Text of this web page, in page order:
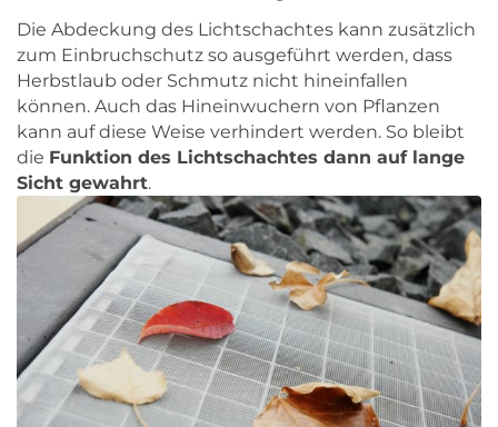
Die Abdeckung des Lichtschachtes kann zusätzlich
zum Einbruchschutz so ausgeführt werden, dass
Herbstlaub oder Schmutz nicht hineinfallen
können. Auch das Hineinwuchern von Pflanzen
kann auf diese Weise verhindert werden. So bleibt
die Funktion des Lichtschachtes dann auf lange
Sicht gewahrt.